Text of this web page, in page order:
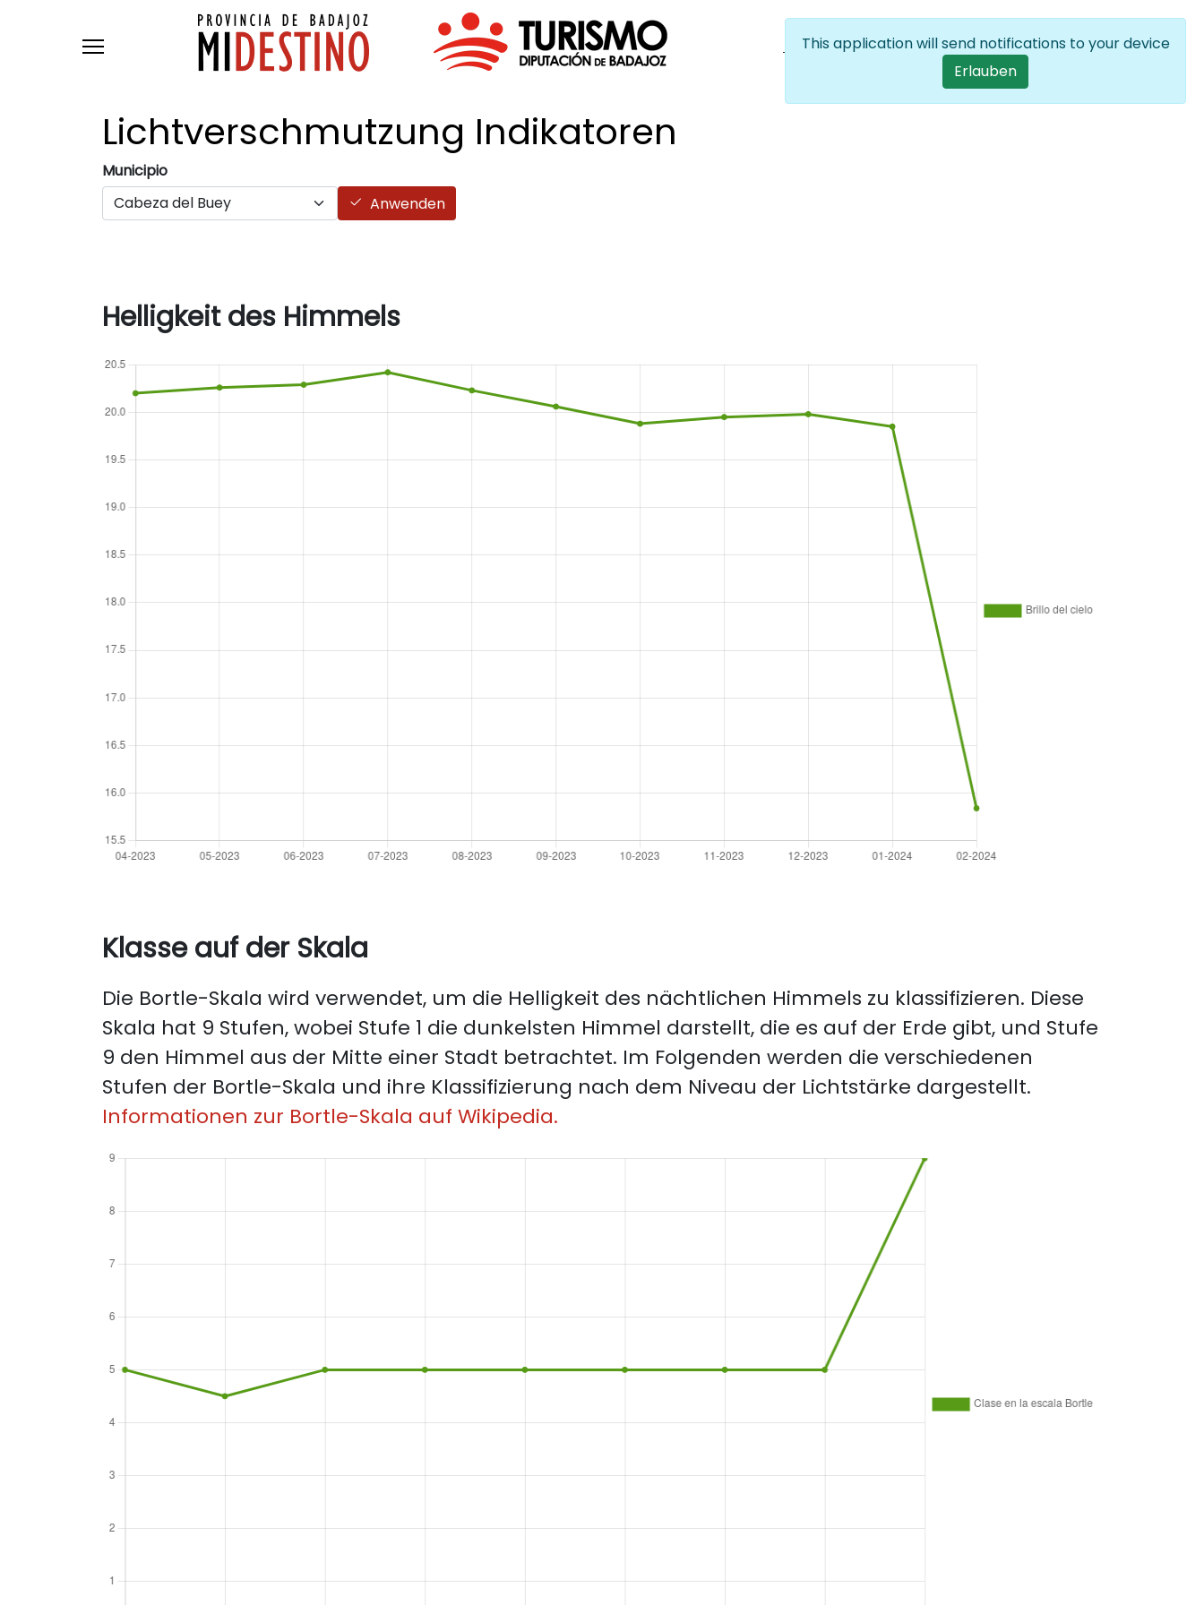
User account
Anmelden DE List additional
Lichtverschmutzung Indikatoren
Municipio
Anwenden
Helligkeit des Himmels
Klasse auf der Skala
Die Bortle-Skala wird verwendet, um die Helligkeit des nächtlichen Himmels zu klassifizieren. Diese
Skala hat 9 Stufen, wobei Stufe 1 die dunkelsten Himmel darstellt, die es auf der Erde gibt, und Stufe
9 den Himmel aus der Mitte einer Stadt betrachtet. Im Folgenden werden die verschiedenen
Stufen der Bortle-Skala und ihre Klassifizierung nach dem Niveau der Lichtstärke dargestellt.
Informationen zur Bortle-Skala auf Wikipedia.
This application will send notifications to your device
Erlauben